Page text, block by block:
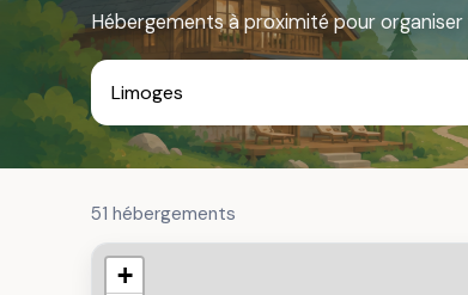
Hébergements à proximité pour
51 hébergements
+